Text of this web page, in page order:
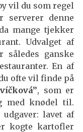
vil du som regel
serverer denne
mange tjekker
Udvalget af
ganske
En af
ofte vil finde på
, som er
med knødel til.
lavet af
kogte kartofler